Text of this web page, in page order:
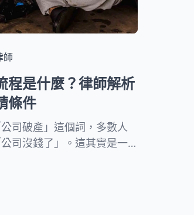
師
程是什麼？律師解析
條件
司破產」這個詞，多數人
司沒錢了」。這其實是一
在法律上，破產程序與公